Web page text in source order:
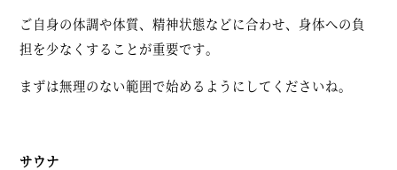
ご自身の体調や体質、精神状態などに合わせ、身体への負
担を少なくすることが重要です。
まずは無理のない範囲で始めるようにしてくださいね。
サウナ